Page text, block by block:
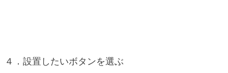
４．設置したいボタンを選ぶ